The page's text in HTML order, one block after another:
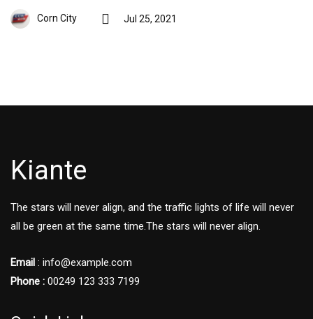
Corn City Jul 25, 2021
Kiante
The stars will never align, and the traffic lights of life will never
all be green at the same time.The stars will never align.
Email : info@example.com
Phone : 00249 123 333 7199